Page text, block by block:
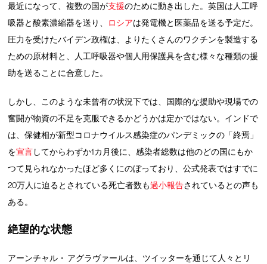
最近になって、複数の国が支援のために動き出した。英国は人工呼
吸器と酸素濃縮器を送り、 ロシアは発電機と医薬品を送る予定だ。
圧力を受けたバイデン政権は、よりたくさんのワクチンを製造する
ための原材料と、人工呼吸器や個人用保護具を含む様々な種類の援
助を送ることに合意した。
しかし、このような未曾有の状況下では、国際的な援助や現場での
奮闘が物資の不足を克服できるかどうかは定かではない。インドで
は、保健相が新型コロナウイルス感染症のパンデミックの「終焉」
を宣言してからわずか1カ月後に、感染者総数は他のどの国にもか
つて見られなかったほど多くにのぼっており、公式発表ではすでに
20万人に迫るとされている死亡者数も過小報告されているとの声も
ある。
絶望的な状態
アーンチャル・ アグラヴァールは、ツイッターを通じて人々とリ